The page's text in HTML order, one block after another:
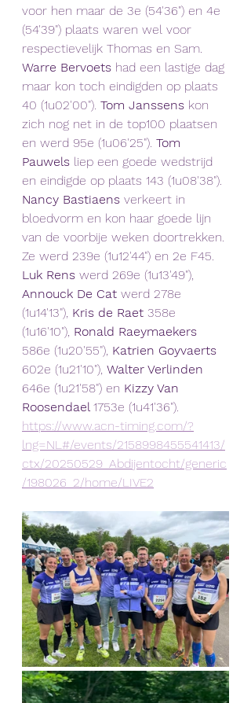
voor hen maar de 3e (54'36") en 4e
(54'39") plaats waren wel voor
respectievelijk Thomas en Sam.
Warre Bervoets had een lastige dag
maar kon toch eindigden op plaats
40 (1u02'00"). Tom Janssens kon
zich nog net in de top100 plaatsen
en werd 95e (1u06'25"). Tom
Pauwels liep een goede wedstrijd
en eindigde op plaats 143 (1u08'38").
Nancy Bastiaens verkeert in
bloedvorm en kon haar goede lijn
van de voorbije weken doortrekken.
Ze werd 239e (1u12'44") en 2e F45.
Luk Rens werd 269e (1u13'49"),
Annouck De Cat werd 278e
(1u14'13"), Kris de Raet 358e
(1u16'10"), Ronald Raeymaekers
586e (1u20'55"), Katrien Goyvaerts
602e (1u21'10"), Walter Verlinden
646e (1u21'58") en Kizzy Van
Roosendael 1753e (1u41'36").
https://www.acn-timing.com/?
lng=NL#/events/2158998455541413/
ctx/20250529_Abdijentocht/generic
/198026_2/home/LIVE2